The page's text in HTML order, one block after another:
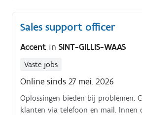
Sales support officer
Accent in SINT-GILLIS-WAAS
Vaste jobs
Online sinds 27 mei. 2026
Oplossingen bieden bij problemen.
klanten via telefoon en mail. Innen